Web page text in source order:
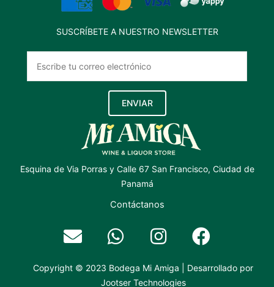
SUSCRÍBETE A NUESTRO NEWSLETTER
ENVIAR
Esquina de Via Porras y Calle 67 San Francisco, Ciudad de
Panamá
Contáctanos
Copyright © 2023 Bodega Mi Amiga | Desarrollado por
Jootser Technologies